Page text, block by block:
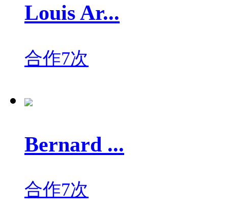
Louis Ar...
合作7次
Bernard ...
合作7次